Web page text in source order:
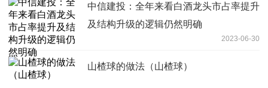
中信建投：全年来看白酒龙头市占率提升
及结构升级的逻辑仍然明确
2023-06-30
山楂球的做法（山楂球）